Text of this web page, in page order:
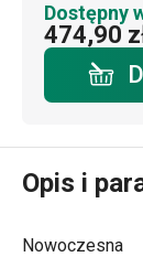
Dostępny
474,90
Opis i